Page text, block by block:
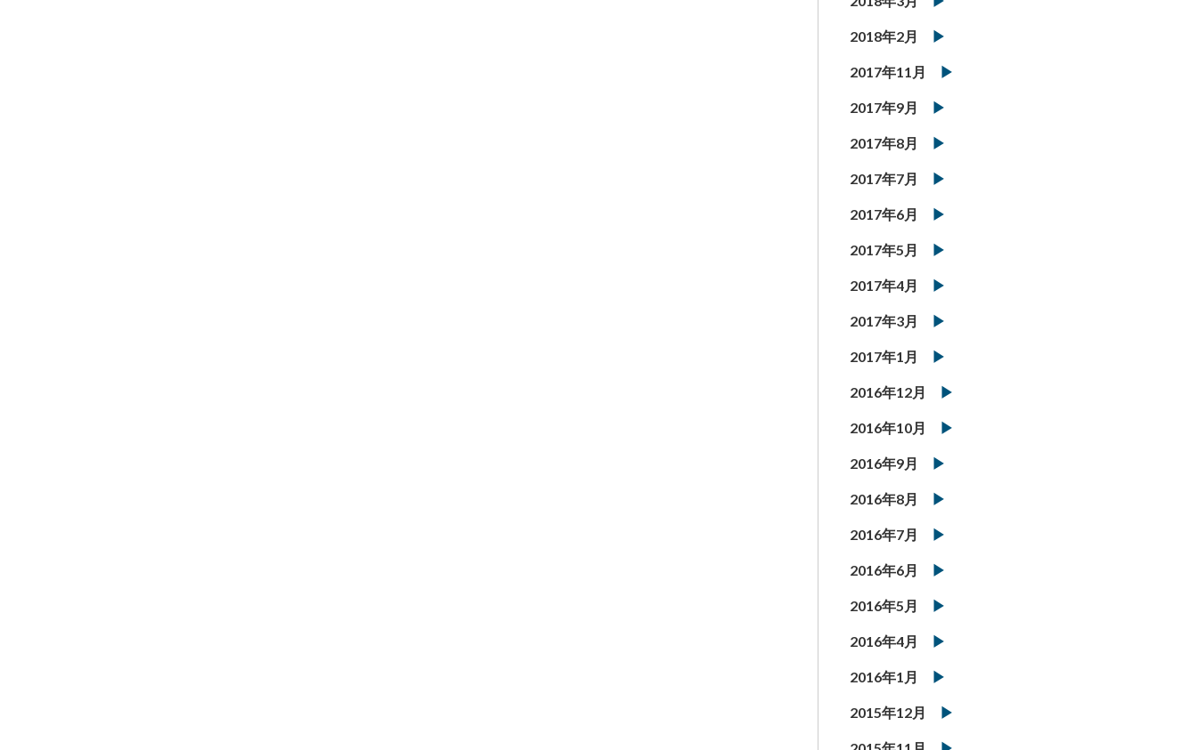
2018年2月
2017年11月
2017年9月
2017年8月
2017年7月
2017年6月
2017年5月
2017年4月
2017年3月
2017年1月
2016年12月
2016年10月
2016年9月
2016年8月
2016年7月
2016年6月
2016年5月
2016年4月
2016年1月
2015年12月